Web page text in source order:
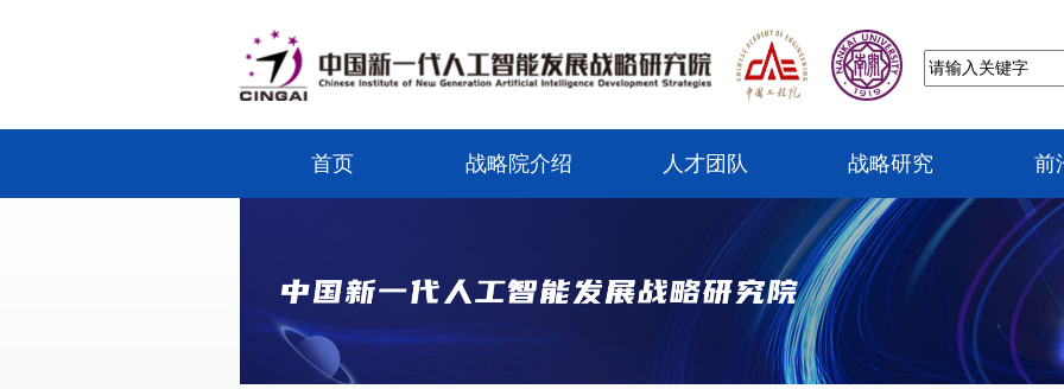
首页 战略院介绍 人才团队 战略研究 前